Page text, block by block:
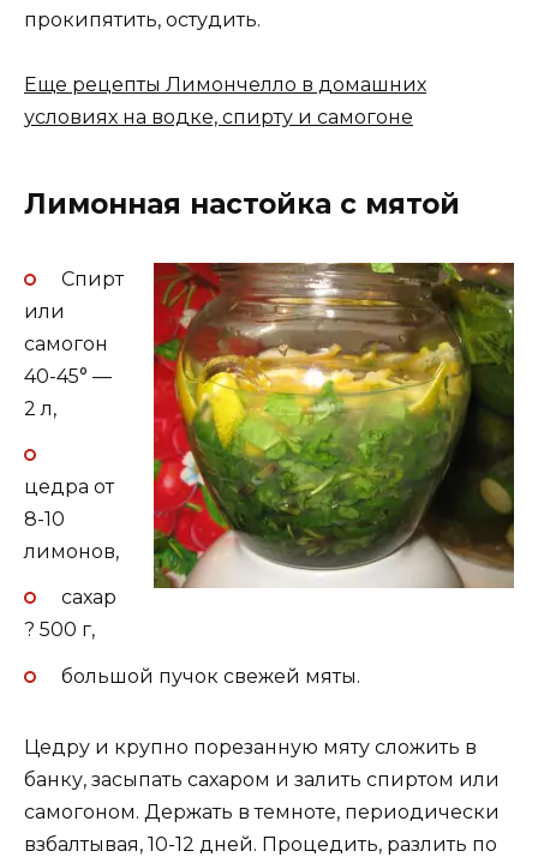
прокипятить, остудить.
Еще рецепты Лимончелло в домашних
условиях на водке, спирту и самогоне
Лимонная настойка с мятой
Спирт
или
самогон
40-45° —
2 л,
цедра от
8-10
лимонов,
сахар
? 500 г,
большой пучок свежей мяты.
Цедру и крупно порезанную мяту сложить в
банку, засыпать сахаром и залить спиртом или
самогоном. Держать в темноте, периодически
взбалтывая, 10-12 дней. Процедить, разлить по